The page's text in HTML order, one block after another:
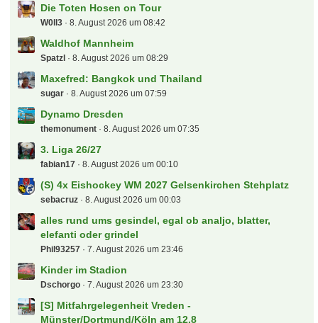
Die Toten Hosen on Tour
W0ll3 8. August 2026 um 08:42
Waldhof Mannheim
Spatzl 8. August 2026 um 08:29
Maxefred: Bangkok und Thailand
sugar 8. August 2026 um 07:59
Dynamo Dresden
themonument 8. August 2026 um 07:35
3. Liga 26/27
fabian17 8. August 2026 um 00:10
(S) 4x Eishockey WM 2027 Gelsenkirchen Stehplatz
sebacruz 8. August 2026 um 00:03
alles rund ums gesindel, egal ob analjo, blatter,
elefanti oder grindel
Phil93257 7. August 2026 um 23:46
Kinder im Stadion
Dschorgo 7. August 2026 um 23:30
[S] Mitfahrgelegenheit Vreden -
Münster/Dortmund/Köln am 12.8